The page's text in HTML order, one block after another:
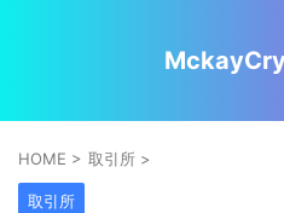
HOME > 取引所 >
取引所